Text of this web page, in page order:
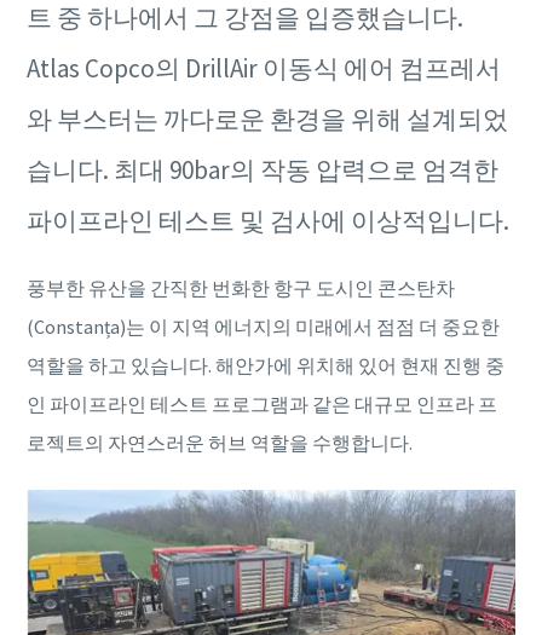
특별 프로모션
V39 컴프레서를 구매하시면 프로모션 혜택을 제공합니다.
트 중 하나에서 그 강점을 입증했습니다.
Atlas Copco의 DrillAir 이동식 에어 컴프레서
와 부스터는 까다로운 환경을 위해 설계되었
습니다. 최대 90bar의 작동 압력으로 엄격한
파이프라인 테스트 및 검사에 이상적입니다.
풍부한 유산을 간직한 번화한 항구 도시인 콘스탄차
(Constanța)는 이 지역 에너지의 미래에서 점점 더 중요한
역할을 하고 있습니다. 해안가에 위치해 있어 현재 진행 중
인 파이프라인 테스트 프로그램과 같은 대규모 인프라 프
로젝트의 자연스러운 허브 역할을 수행합니다.